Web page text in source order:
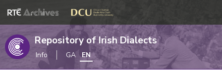
Repository of Irish Dialects
Info GA EN